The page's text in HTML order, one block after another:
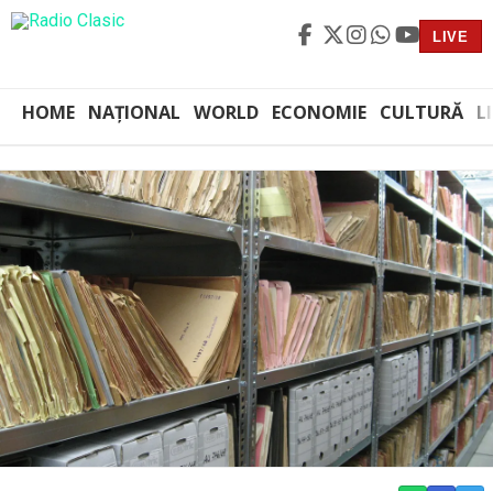
LIVE
HOME NAȚIONAL WORLD ECONOMIE CULTURĂ